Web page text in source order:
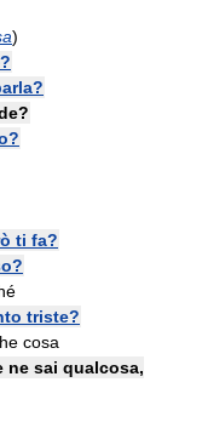
)
ti fa?
triste?
cosa
ne sai qualcosa,